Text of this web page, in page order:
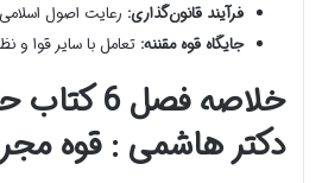
فرآیند قانون‌گذاری: رعایت اصول
جایگاه قوه مقننه: تعامل با سایر قوا و
خلاصه فصل
دکتر هاشمی : قوه